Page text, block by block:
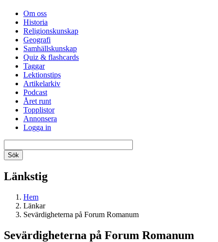
Om oss
Historia
Religionskunskap
Geografi
Samhällskunskap
Quiz & flashcards
Taggar
Lektionstips
Artikelarkiv
Podcast
Året runt
Topplistor
Annonsera
Logga in
Länkstig
Hem
Länkar
Sevärdigheterna på Forum Romanum
Sevärdigheterna på Forum Romanum